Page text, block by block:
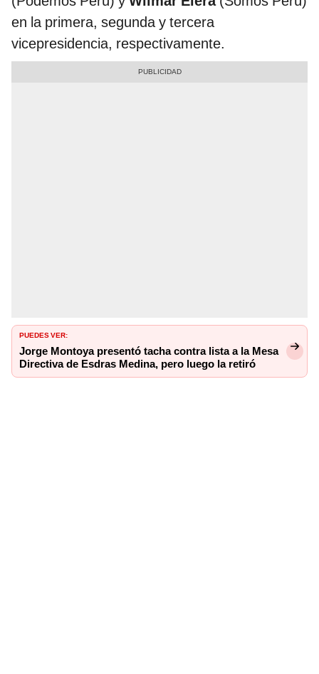
en la primera, segunda y tercera
vicepresidencia, respectivamente.
PUEDES VER:
Jorge Montoya presentó tacha contra lista a la Mesa
Directiva de Esdras Medina, pero luego la retiró